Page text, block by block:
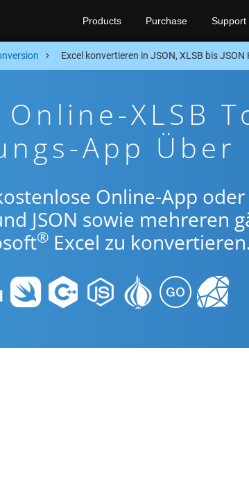
Products Purchase Support
Excel konvertieren in JSON, XLSB bis
XLSB
App Über
Online-App oder
JSON sowie mehreren
® Excel zu